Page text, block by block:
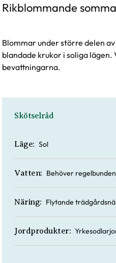
Rikblommande
Blommar under större delen
blandade krukor i soliga
bevattningarna.
Skötselråd
Läge: Sol
Vatten: Behöver
Näring: Flytande
Jordprodukter: